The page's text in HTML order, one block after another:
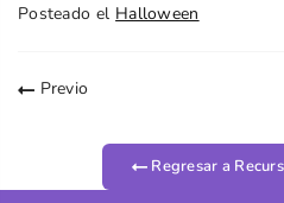
Posteado el Halloween
Previo
Regresar a